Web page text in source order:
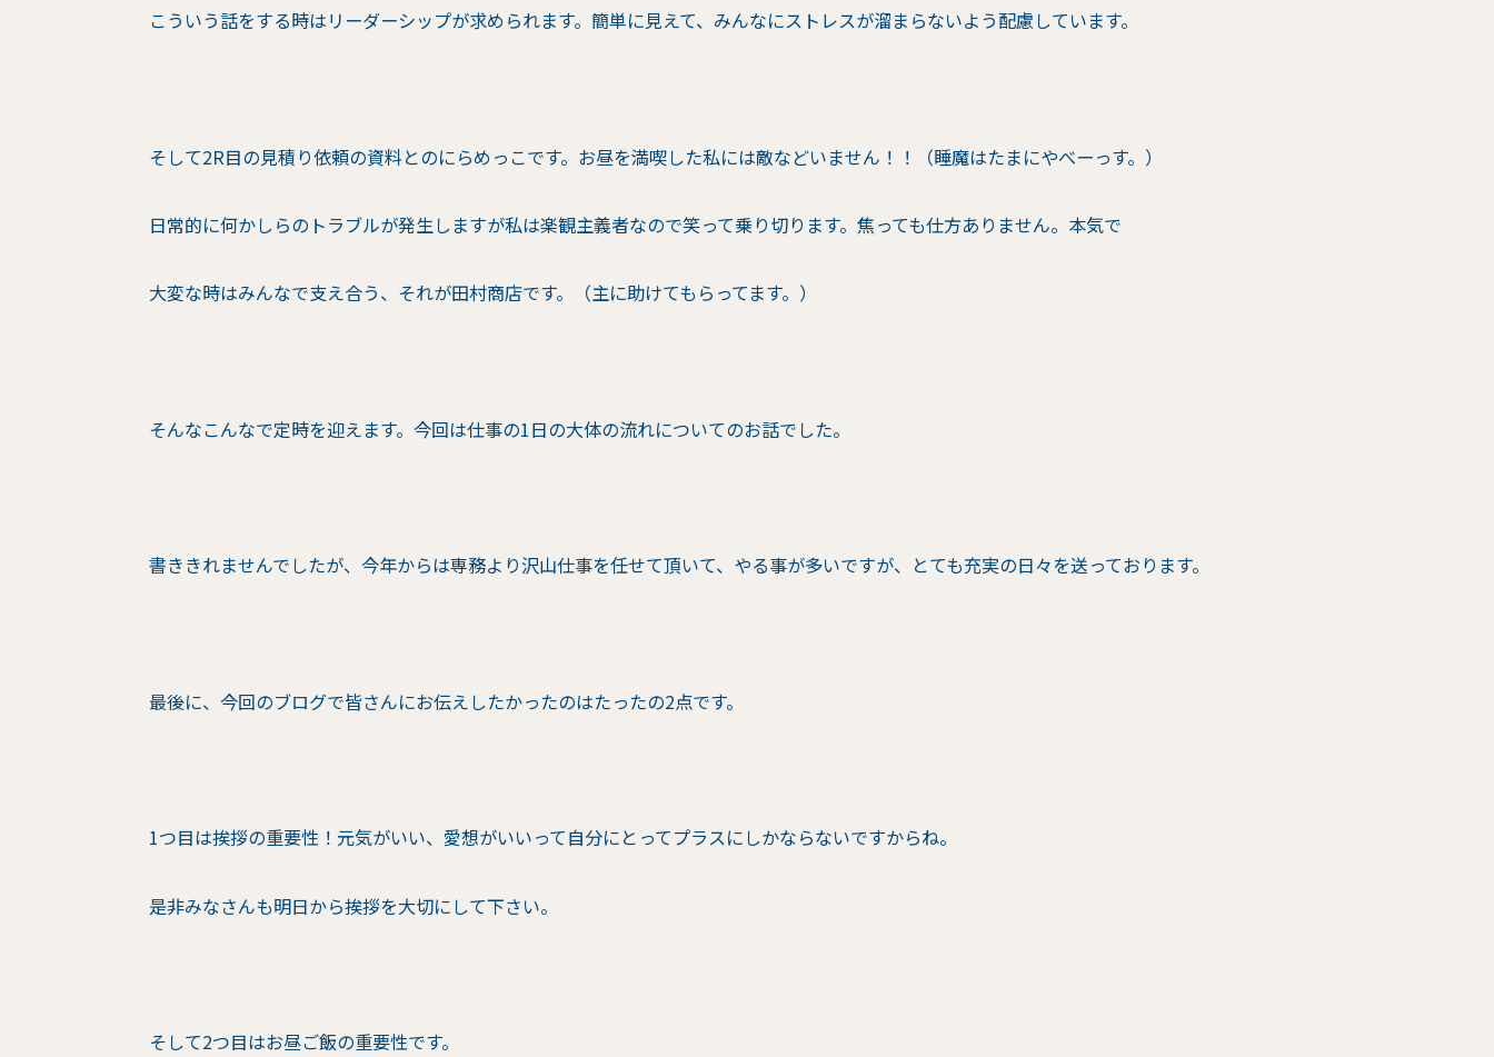
こういう話をする時はリーダーシップが求められます。簡単に見えて、みんなにストレスが溜まらないよう配慮しています。
そして2R目の見積り依頼の資料とのにらめっこです。お昼を満喫した私には敵などいません！！（睡魔はたまにやべーっす。）
日常的に何かしらのトラブルが発生しますが私は楽観主義者なので笑って乗り切ります。焦っても仕方ありません。本気で
大変な時はみんなで支え合う、それが田村商店です。（主に助けてもらってます。）
そんなこんなで定時を迎えます。今回は仕事の1日の大体の流れについてのお話でした。
書ききれませんでしたが、今年からは専務より沢山仕事を任せて頂いて、やる事が多いですが、とても充実の日々を送っております。
最後に、今回のブログで皆さんにお伝えしたかったのはたったの2点です。
1つ目は挨拶の重要性！元気がいい、愛想がいいって自分にとってプラスにしかならないですからね。
是非みなさんも明日から挨拶を大切にして下さい。
そして2つ目はお昼ご飯の重要性です。